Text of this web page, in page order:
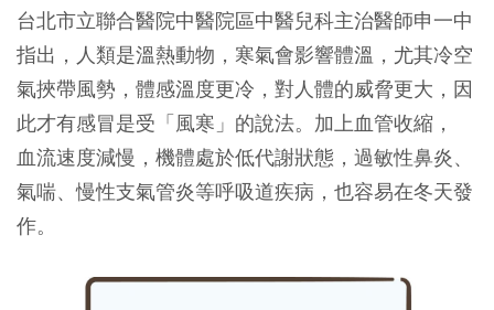
台北市立聯合醫院中醫院區中醫兒科主治醫師申一中
指出，人類是溫熱動物，寒氣會影響體溫，尤其冷空
氣挾帶風勢，體感溫度更冷，對人體的威脅更大，因
此才有感冒是受「風寒」的說法。加上血管收縮，
血流速度減慢，機體處於低代謝狀態，過敏性鼻炎、
氣喘、慢性支氣管炎等呼吸道疾病，也容易在冬天發
作。